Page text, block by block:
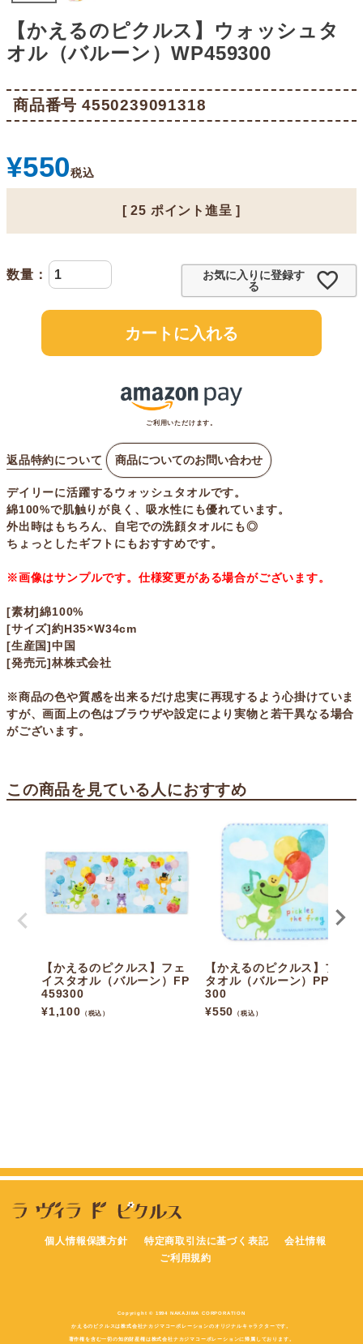
【かえるのピクルス】ウォッシュタ
オル（バルーン）WP459300
商品番号 4550239091318
¥550税込
[ 25 ポイント進呈 ]
お気に入りに登録す
る
カートに入れる
ご利用いただけます。
返品特約について 商品についてのお問い合わせ
デイリーに活躍するウォッシュタオルです。
綿100%で肌触りが良く、吸水性にも優れています。
外出時はもちろん、自宅での洗顔タオルにも◎
ちょっとしたギフトにもおすすめです。
※画像はサンプルです。仕様変更がある場合がございます。
[素材]綿100%
[サイズ]約H35×W34cm
[生産国]中国
[発売元]林株式会社
※商品の色や質感を出来るだけ忠実に再現するよう心掛けていま
すが、画面上の色はブラウザや設定により実物と若干異なる場合
がございます。
この商品を見ている人におすすめ
【かえるのピクルス】フェ
イスタオル（バルーン）FP
459300
¥1,100 （税込）
【かえるのピクルス】プチ
タオル（バルーン）PP459
300
¥550 （税込）
個人情報保護方針 特定商取引法に基づく表記
会社情報
ご利用規約
Copyright © 1994 NAKAJIMA CORPORATION
かえるのピクルスは株式会社ナカジマコーポレーションのオリジナルキャラクターです。
著作権を含む一切の知的財産権は株式会社ナカジマコーポレーションに帰属しております。